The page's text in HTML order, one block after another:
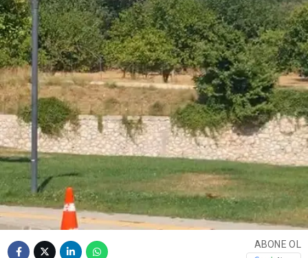
ABONE OL